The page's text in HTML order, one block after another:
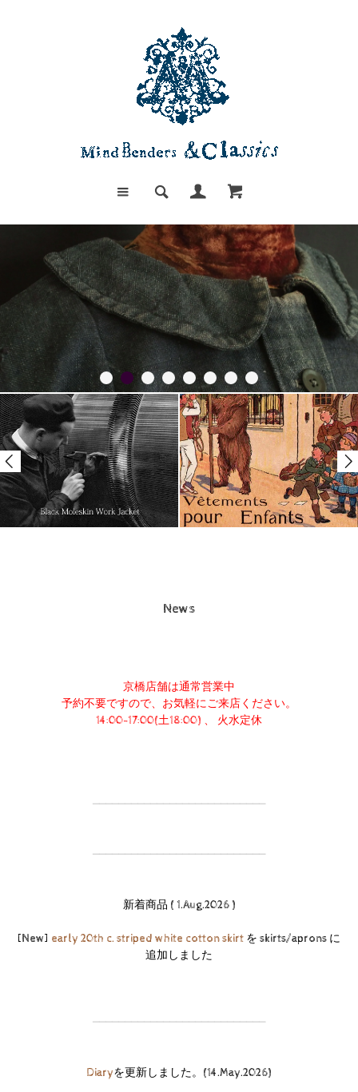
News
京橋店舗は通常営業中
予約不要ですので、お気軽にご来店ください。
14:00-17:00(土18:00) 、 火水定休
───────────────────────────
───────────────────────────
新着商品 ( 1.Aug.2026 )
[New] early 20th c. striped white cotton skirt を skirts/aprons に
追加しました
───────────────────────────
Diaryを更新しました。(14.May.2026)